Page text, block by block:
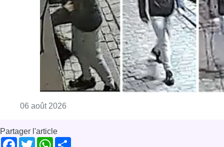
06 août 2026
Partager l'article
Facebook
TwitterWhatsApp